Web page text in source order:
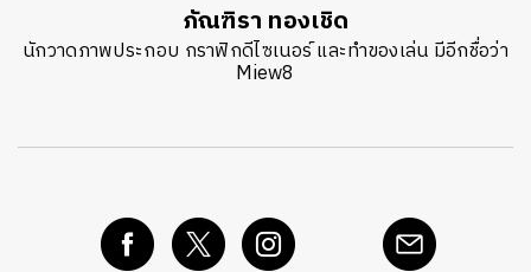
ภัณฑิรา ทองเชิด
นักวาดภาพประกอบ กราฟิกดีไซเนอร์ และทำของเล่น มีอีกชื่อว่า
Miew8